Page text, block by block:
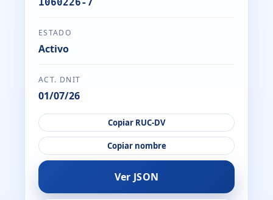
ESTADO
Activo
ACT. DNIT
01/07/26
Copiar RUC-DV
Copiar nombre
Ver JSON